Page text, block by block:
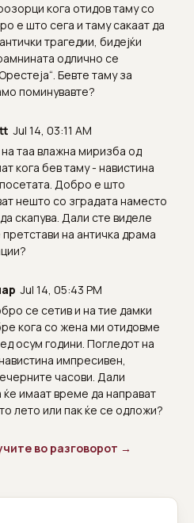
кога отидов таму со
е што сега и таму сакаат да
трагедии, бидејќи
одлично се
Бевте таму за
поминувавте?
Jul 14, 03:11 AM
таа влажна миризба од
кога бев таму - навистина
Добро е што
нешто со зградата наместо
скапува. Дали сте виделе
претстави на античка драма
Jul 14, 05:43 PM
се сетив и на тие дамки
кога со жена ми отидовме
осум години. Погледот на
импресивен,
часови. Дали
имаат време да направат
лето или пак ќе се одложи?
во разговорот →